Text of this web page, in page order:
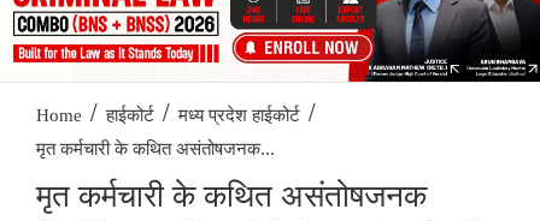
Home / हाईकोर्ट / मध्य प्रदेश हाईकोर्ट /
मृत कर्मचारी के कथित असंतोषजनक...
मृत कर्मचारी के कथित असंतोषजनक